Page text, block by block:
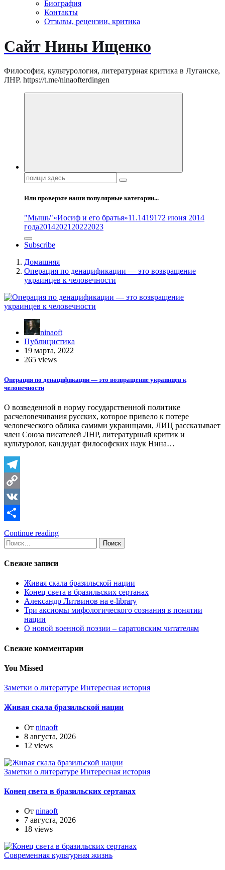
Биография
Контакты
Отзывы, рецензии, критика
Сайт Нины Ищенко
Философия, культурология, литературная критика в Луганске,
ЛНР. https://t.me/ninaofterdingen
Поиск:
Или проверьте наши популярные категории...
"Мышь"«Иосиф и его братья»11.1419172 июня 2014
года2014202120222023
Subscribe
Домашняя
Операция по денацификации — это возвращение
украинцев к человечности
ninaoft
Публицистика
19 марта, 2022
265 views
Операция по денацификации — это возвращение украинцев к
человечности
О возведенной в норму государственной политике
расчеловечивания русских, которое привело к потере
человеческого облика самими украинцами, ЛИЦ рассказывает
член Союза писателей ЛНР, литературный критик и
культуролог, кандидат философских наук Нина…
Telegram
Copy
Link
VK
Отправить
Continue reading
Найти:
Свежие записи
Живая скала бразильской нации
Конец света в бразильских сертанах
Александр Литвинов на e-library
Три аксиомы мифологического сознания в понятии
нации
О новой военной поэзии – саратовским читателям
Свежие комментарии
You Missed
Заметки о литературе Интересная история
Живая скала бразильской нации
От ninaoft
8 августа, 2026
12 views
Заметки о литературе Интересная история
Конец света в бразильских сертанах
От ninaoft
7 августа, 2026
18 views
Современная культурная жизнь